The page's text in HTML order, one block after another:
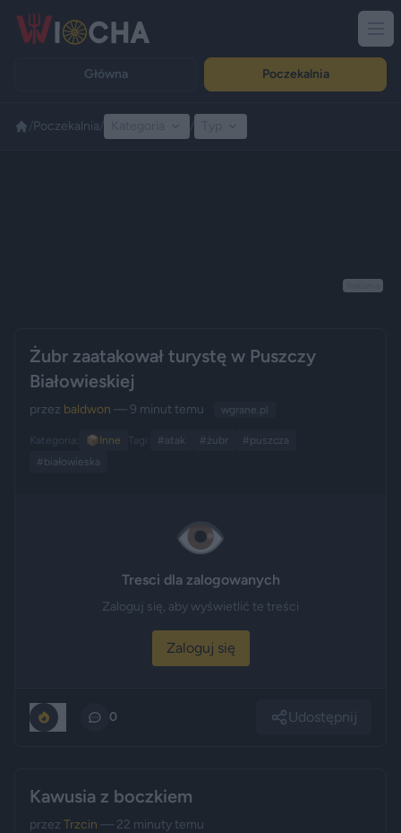
Główna Poczekalnia
Poczekalnia
Żubr zaatakował turystę w Puszczy
Białowieskiej
przez baldwon — 9 minut temu wgrane.pl
Kategoria: 📦 Inne Tagi: #atak #żubr
#puszcza
#białowieska
👁️
Tresci dla zalogowanych
Zaloguj się, aby wyświetlić te treści
Zaloguj się
0 Udostępnij
Kawusia z boczkiem
przez Trzcin — 22 minuty temu